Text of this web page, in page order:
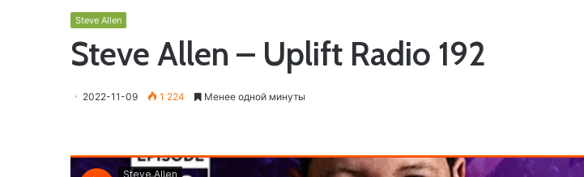
Steve Allen
Steve Allen – Uplift Radio 192
2022-11-09 1 224 Менее одной минуты